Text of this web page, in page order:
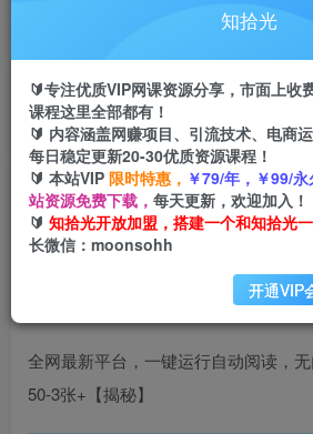
全网最新平台，一键运行自动阅
作，日入50-3张+
全网最新平台，一键运行自动阅读，
50-3张+【揭秘】
知拾光
🔰专注优质VIP网课资源分享，市面上收
课程这里全部都有！
🔰 内容涵盖网赚项目、引流技术、电商
每日稳定更新20-30优质资源课程！
🔰 本站VIP 限时特惠， ￥79/年，￥99/
站资源免费下载， 每天更新，欢迎加入！
🔰 知拾光开放加盟，搭建一个和知拾光
长微信：moonsohh
开通VIP